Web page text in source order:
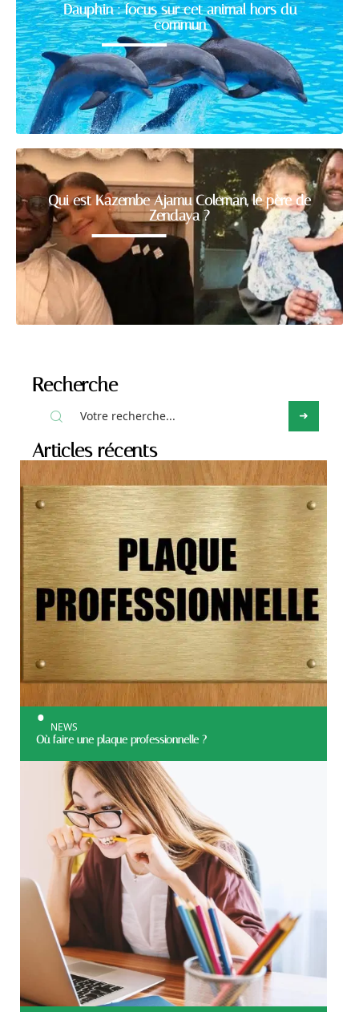
Dauphin : focus sur cet animal hors du
commun
Qui est Kazembe Ajamu Coleman, le père de
Zendaya ?
Recherche
Articles récents
NEWS
Où faire une plaque professionnelle ?